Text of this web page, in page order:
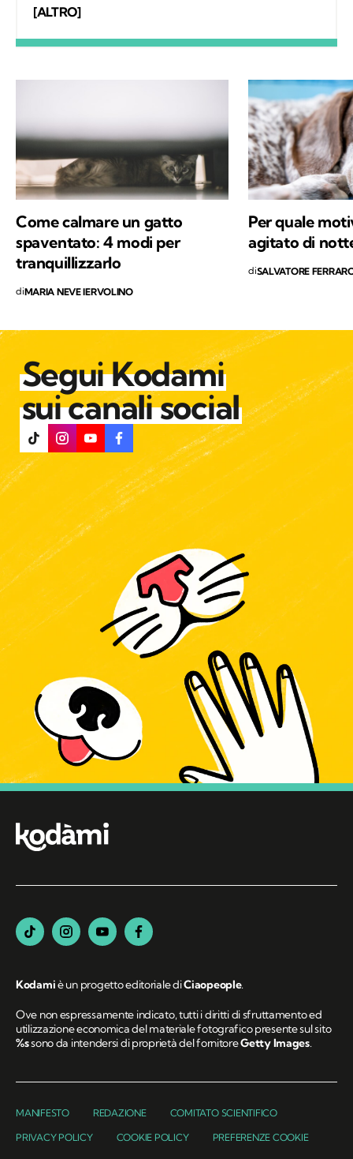
silenziosamente i comportamenti degli
poi ho studiato etologia, sono diventata
educatrice cinofila e ho trovato il mio posto in
Trentino, sulle Dolomiti di Brenta. Ora scrivo
di animali selvatici e domestici che vivono più
o meno vicini agli esseri umani, con la
speranza di sensibilizzare alla tutela di ogni
[ALTRO]
Come calmare un gatto
spaventato: 4 modi per
tranquillizzarlo
diMARIA NEVE IERVOLINO
Per quale
agitato di
diSALVATORE
Segui Kodami
sui canali social
Kodamiè un progetto editoriale diCiaopeople.
Ove non espressamente indicato, tutti i diritti di sfruttamento ed
utilizzazione economica del materiale fotografico presente sul sito
%ssono da intendersi di proprietà del fornitoreGetty Images.
MANIFESTO REDAZIONE COMITATO SCIENTIFICO
PRIVACY POLICY COOKIE POLICY PREFERENZE COOKIE